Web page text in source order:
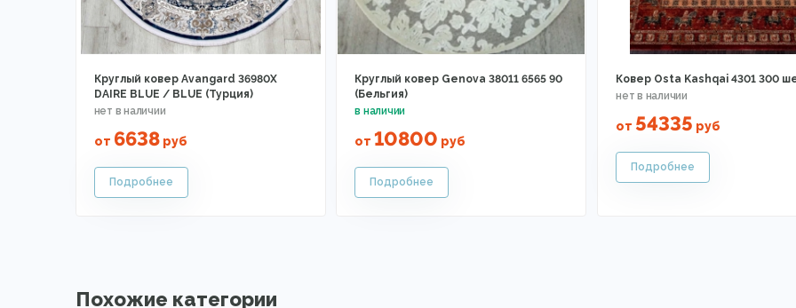
Круглый ковер Avangard 36980X
DAIRE BLUE / BLUE (Турция)
от 6638руб
Круглый ковер Genova 38011 6565 90
(Бельгия)
от 10800 руб
Ковер Osta Kashqai 4301 300
от 54335 руб
Похожие категории